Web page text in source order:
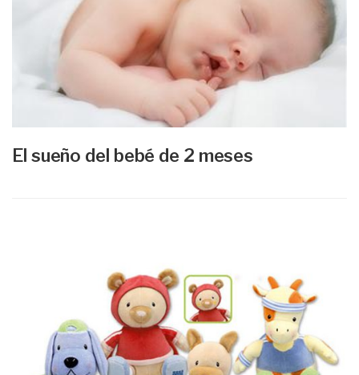
El sueño del bebé de 2 meses